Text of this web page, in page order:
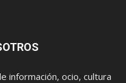
información, ocio, cultura